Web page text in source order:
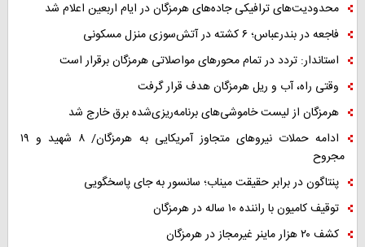
محدودیت‌های ترافیکی جاده‌های هرمزگان در ایام اربعین اعلام شد
فاجعه در بندرعباس؛ ۶ کشته در آتش‌سوزی منزل مسکونی
استاندار: تردد در تمام محورهای مواصلاتی هرمزگان برقرار است
وقتی راه، آب و ریل هرمزگان هدف قرار گرفت
هرمزگان از لیست خاموشی‌های برنامه‌ریزی‌شده برق خارج شد
ادامه حملات نیروهای متجاوز آمریکایی به هرمزگان/ ۸ شهید و ۱۹
مجروح
پنتاگون در برابر حقیقت میناب؛ سانسور به جای پاسخگویی
توقیف کامیون با راننده ۱۰ ساله در هرمزگان
کشف ۲۰ هزار ماینر غیرمجاز در هرمزگان